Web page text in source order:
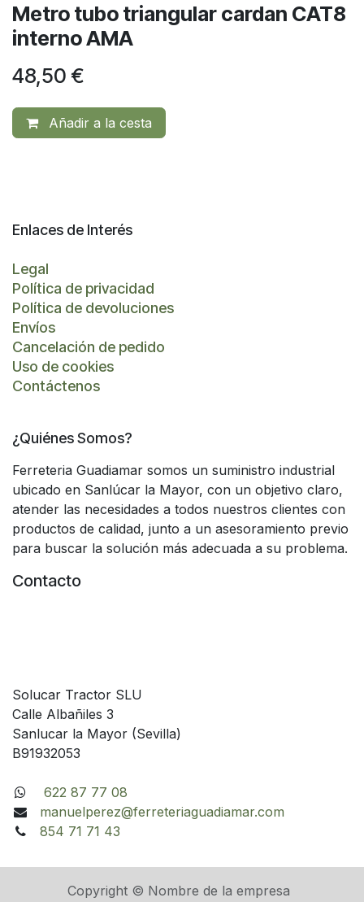
Metro tubo triangular cardan CAT8
interno AMA
48,50 €
Añadir a la cesta
Enlaces de Interés
Legal
Política de privacidad
Política de devoluciones
Envíos
Cancelación de pedido
Uso de cookies
Contáctenos
¿Quiénes Somos?
Ferreteria Guadiamar somos un suministro industrial
ubicado en Sanlúcar la Mayor, con un objetivo claro,
atender las necesidades a todos nuestros clientes con
productos de calidad, junto a un asesoramiento previo
para buscar la solución más adecuada a su problema.
Contacto
Solucar Tractor SLU
Calle Albañiles 3
Sanlucar la Mayor (Sevilla)
B91932053
622 87 77 08
manuelperez@ferreteriaguadiamar.com
854 71 71 43
Copyright © Nombre de la empresa